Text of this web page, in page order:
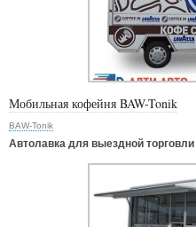
Мобильная кофейня BAW-Tonik
BAW-Tonik
Автолавка для выездной торговли